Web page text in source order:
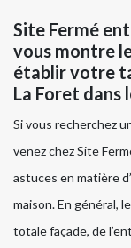
Site Fermé
vous montre
établir votre
La Foret dans
Si vous recherchez
venez chez Site
astuces en matière
maison. En général,
totale façade, de